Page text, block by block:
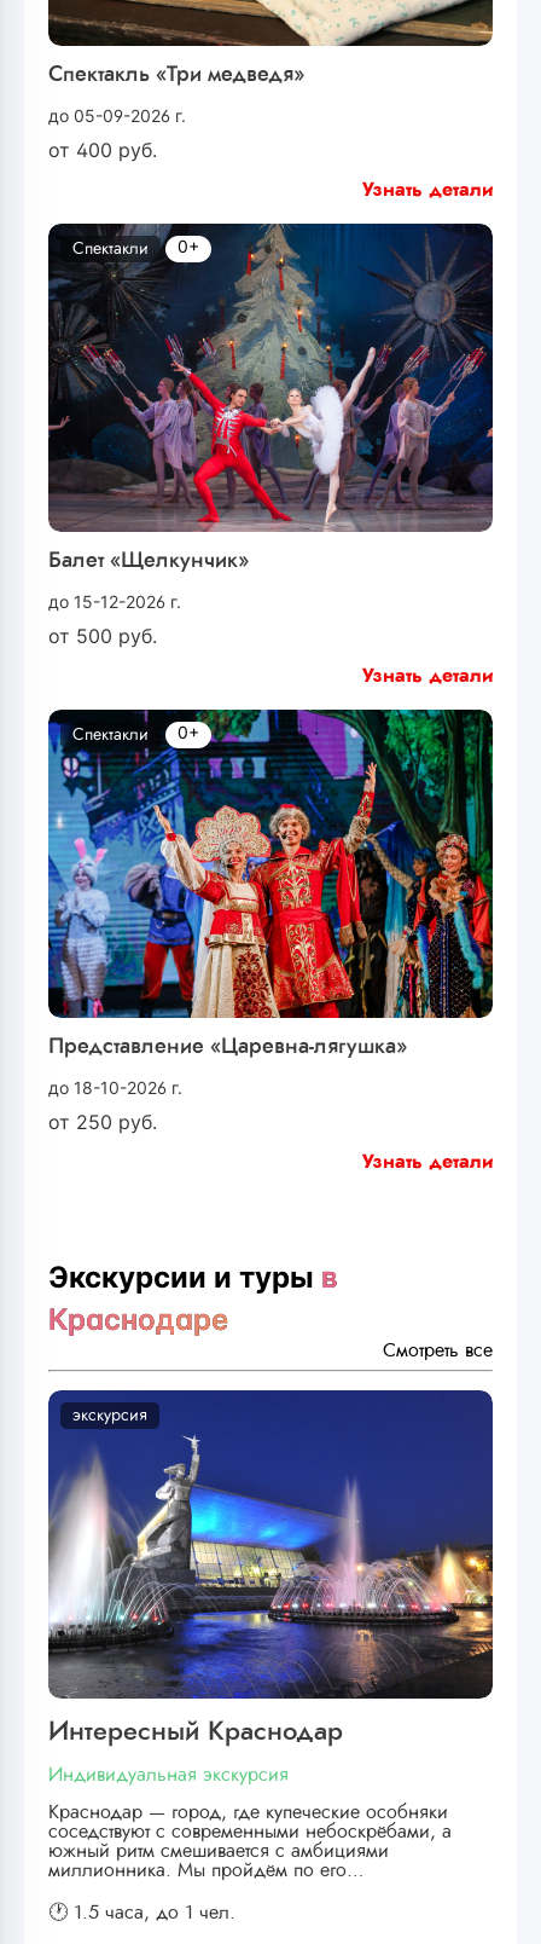
Спектакль «Три медведя»
до 05-09-2026 г.
от 400 руб.
Узнать детали
Балет «Щелкунчик»
до 15-12-2026 г.
от 500 руб.
Спектакли 0+
Узнать детали
Представление «Царевна-лягушка»
до 18-10-2026 г.
от 250 руб.
Спектакли 0+
Узнать детали
Экскурсии и туры в
Краснодаре
Смотреть все
экскурсия
Интересный Краснодар
Индивидуальная экскурсия
Краснодар — город, где купеческие особняки
соседствуют с современными небоскрёбами, а
южный ритм смешивается с амбициями
миллионника. Мы пройдём по его…
🕐 1.5 часа, до 1 чел.